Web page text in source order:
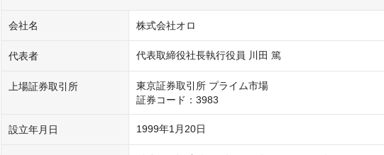
会社名 株式会社オロ
代表者 代表取締役社長執行役員 川田 篤
上場証券取引所
東京証券取引所 プライム市場
証券コード：3983
設立年月日 1999年1月20日